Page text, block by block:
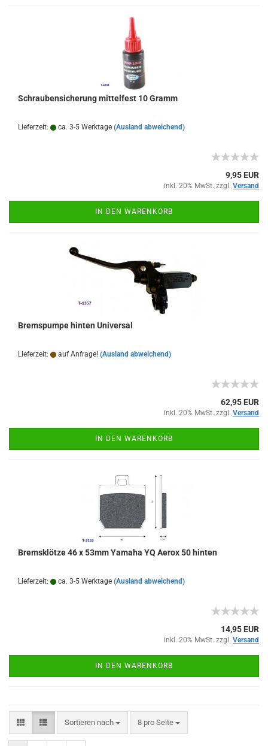
Schraubensicherung mittelfest 10 Gramm
Lieferzeit: ca. 3-5 Werktage (Ausland abweichend)
9,95 EUR
inkl. 20% MwSt. zzgl. Versand
IN DEN WARENKORB
Bremspumpe hinten Universal
Lieferzeit: auf Anfrage! (Ausland abweichend)
62,95 EUR
inkl. 20% MwSt. zzgl. Versand
IN DEN WARENKORB
Bremsklötze 46 x 53mm Yamaha YQ Aerox 50 hinten
Lieferzeit: ca. 3-5 Werktage (Ausland abweichend)
14,95 EUR
inkl. 20% MwSt. zzgl. Versand
IN DEN WARENKORB
Sortieren nach
Sortieren nach 8 pro Seite
pro Seite